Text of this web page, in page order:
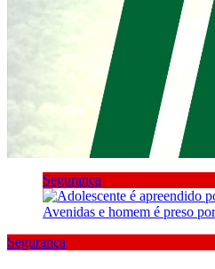
Segurança
Segurança